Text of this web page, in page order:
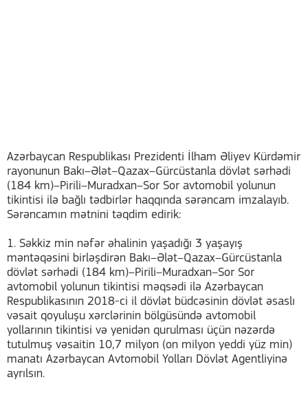
Azərbaycan Respublikası Prezidenti İlham Əliyev Kürdəmir
rayonunun Bakı–Ələt–Qazax–Gürcüstanla dövlət sərhədi
(184 km)–Pirili–Muradxan–Sor Sor avtomobil yolunun
tikintisi ilə bağlı tədbirlər haqqında sərəncam imzalayıb.
Sərəncamın mətnini təqdim edirik:
1. Səkkiz min nəfər əhalinin yaşadığı 3 yaşayış
məntəqəsini birləşdirən Bakı–Ələt–Qazax–Gürcüstanla
dövlət sərhədi (184 km)–Pirili–Muradxan–Sor Sor
avtomobil yolunun tikintisi məqsədi ilə Azərbaycan
Respublikasının 2018-ci il dövlət büdcəsinin dövlət əsaslı
vəsait qoyuluşu xərclərinin bölgüsündə avtomobil
yollarının tikintisi və yenidən qurulması üçün nəzərdə
tutulmuş vəsaitin 10,7 milyon (on milyon yeddi yüz min)
manatı Azərbaycan Avtomobil Yolları Dövlət Agentliyinə
ayrılsın.